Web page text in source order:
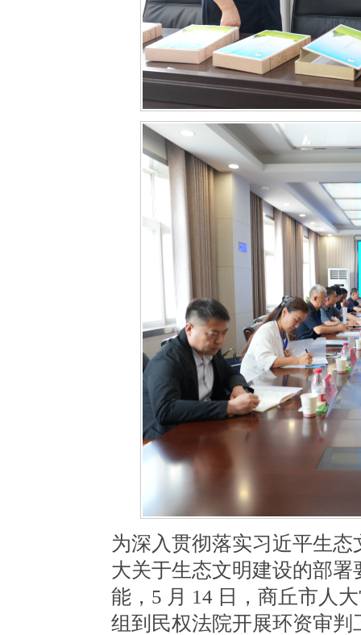
为深入贯彻落实习近平生
大关于生态文明建设的部
能，5 月 14 日，商丘市人
组到民权法院开展环资审